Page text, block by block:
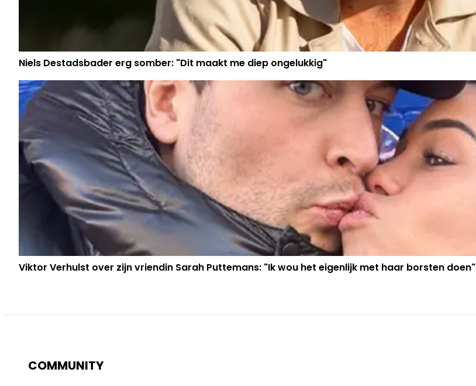
Niels Destadsbader erg somber: "Dit maakt me diep ongelukkig"
Viktor Verhulst over zijn vriendin Sarah Puttemans: "Ik wou het eigenlijk met haar borsten doen"
COMMUNITY